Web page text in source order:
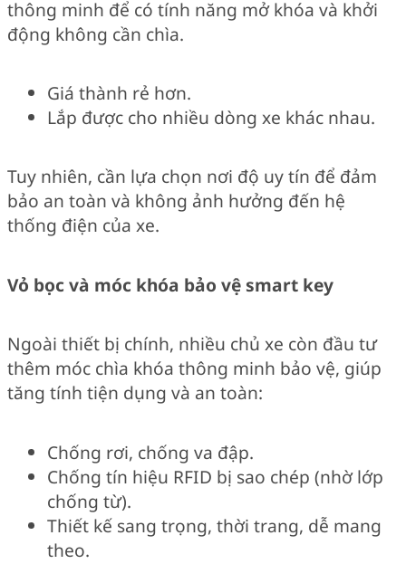
thông minh để có tính năng mở khóa và khởi
động không cần chìa.
Giá thành rẻ hơn.
Lắp được cho nhiều dòng xe khác nhau.
Tuy nhiên, cần lựa chọn nơi độ uy tín để đảm
bảo an toàn và không ảnh hưởng đến hệ
thống điện của xe.
Vỏ bọc và móc khóa bảo vệ smart key
Ngoài thiết bị chính, nhiều chủ xe còn đầu tư
thêm móc chìa khóa thông minh bảo vệ, giúp
tăng tính tiện dụng và an toàn:
Chống rơi, chống va đập.
Chống tín hiệu RFID bị sao chép (nhờ lớp
chống từ).
Thiết kế sang trọng, thời trang, dễ mang
theo.